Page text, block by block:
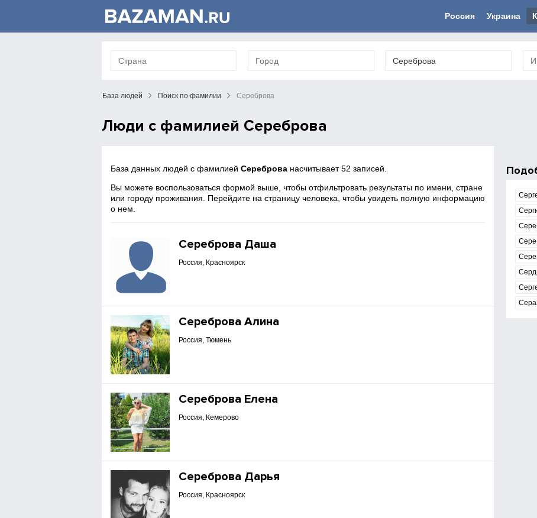
Россия Украина
База людей Поиск по фамилии Сереброва
Люди с фамилией Сереброва
База данных людей с фамилиейСереброва насчитывает 52 записей.
Вы можете воспользоваться формой выше, чтобы отфильтровать результаты по имени, стране
или городу проживания. Перейдите на страницу человека, чтобы увидеть полную информацию
о нем.
Сереброва Даша
Россия, Красноярск
Сереброва Алина
Россия, Тюмень
Сереброва Елена
Россия, Кемерово
Сереброва Дарья
Россия, Красноярск